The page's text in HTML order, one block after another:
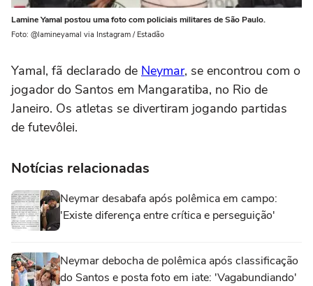
Lamine Yamal postou uma foto com policiais militares de São Paulo.
Foto: @lamineyamal via Instagram / Estadão
Yamal, fã declarado de Neymar, se encontrou com o
jogador do Santos em Mangaratiba, no Rio de
Janeiro. Os atletas se divertiram jogando partidas
de futevôlei.
Notícias relacionadas
Neymar desabafa após polêmica em campo:
'Existe diferença entre crítica e perseguição'
Neymar debocha de polêmica após classificação
do Santos e posta foto em iate: 'Vagabundiando'